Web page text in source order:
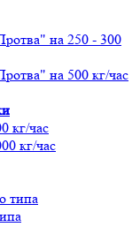
на 250 - 300
на 500 кг/час
кг/час
кг/час
типа